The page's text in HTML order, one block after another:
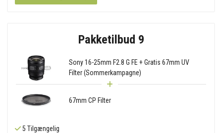
Pakketilbud 9
Sony 16-25mm F2.8 G FE + Gratis 67mm UV
Filter (Sommerkampagne)
67mm CP Filter
5 Tilgængelig